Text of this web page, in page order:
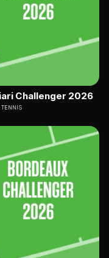
Challenger 2026
TENNIS